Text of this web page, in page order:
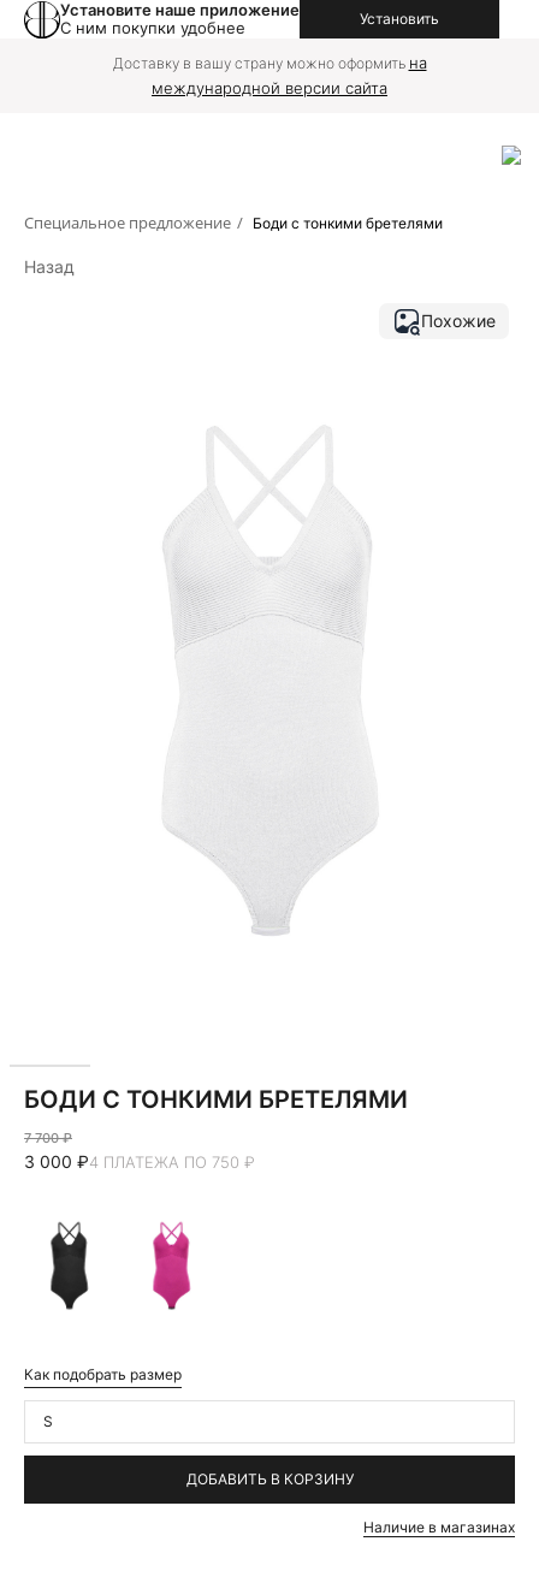
Установите наше приложение
С ним покупки удобнее
Установить
Доставку в вашу страну можно оформить на
международной версии сайта
Специальное предложение / Боди с тонкими бретелями
Назад
Похожие
БОДИ С ТОНКИМИ БРЕТЕЛЯМИ
7 700 ₽
3 000 ₽4 ПЛАТЕЖА ПО 750 ₽
Как подобрать размер
S
ДОБАВИТЬ В КОРЗИНУ
Наличие в магазинах